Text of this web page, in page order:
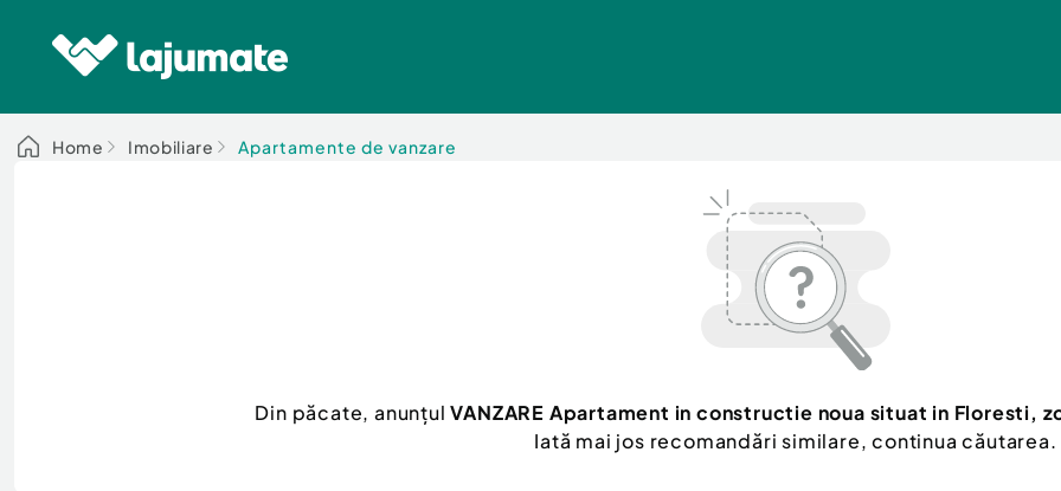
Home Imobiliare Apartamente de vanzare
Din păcate, anunțulVANZARE Apartament in constructie noua situat in Floresti,
Iată mai jos recomandări similare, continua căutarea.